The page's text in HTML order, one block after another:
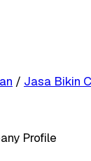
/ Jasa Bikin
Profile